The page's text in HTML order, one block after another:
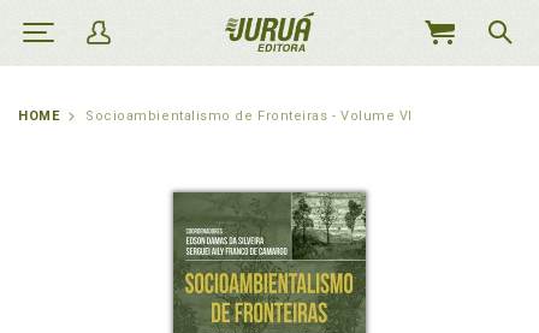
MEU
HOME Socioambientalismo de Fronteiras - Volume VI